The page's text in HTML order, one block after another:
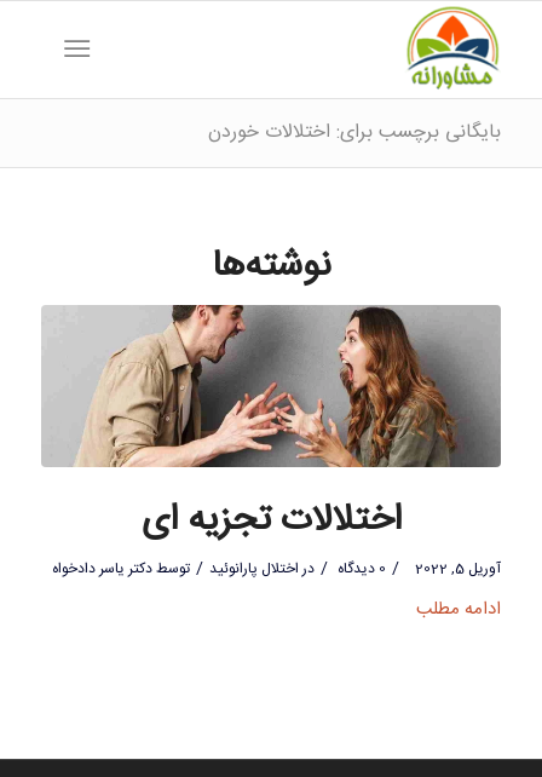
بایگانی برچسب برای: اختلالات خوردن
نوشته‌ها
اختلالات تجزیه ای
آوریل 5, 2022 / 0 دیدگاه / دراختلال پارانوئید / توسطدکتر یاسر دادخواه
ادامه مطلب